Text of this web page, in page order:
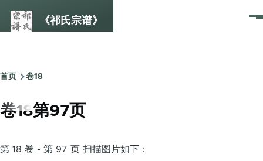
《祁氏宗谱》
菜
面
包
屑
首页 卷18
卷18第97页
第 18 卷 - 第 97 页 扫描图片如下：